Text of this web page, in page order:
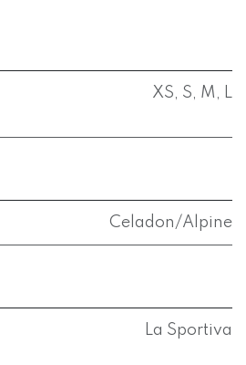
XS, S, M , L
Celadon/Alpine
La Sportiva